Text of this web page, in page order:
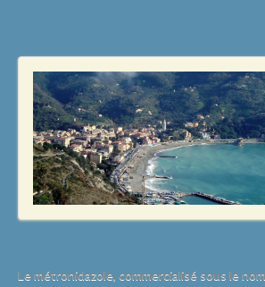
M
Le métronidazole, commercialisé sous le